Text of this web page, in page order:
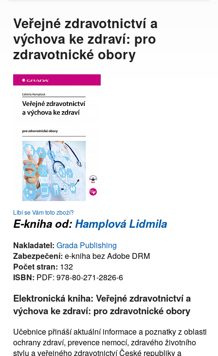
Veřejné zdravotnictví a
výchova ke zdraví: pro
zdravotnické obory
Líbí se Vám toto zboží?
E-kniha od:Hamplová Lidmila
Nakladatel: Grada Publishing
Zabezpečení: e-kniha bez Adobe DRM
Počet stran: 132
ISBN: PDF: 978-80-271-2826-6
Elektronická kniha: Veřejné zdravotnictví a
výchova ke zdraví: pro zdravotnické obory
Učebnice přináší aktuální informace a poznatky z oblasti
ochrany zdraví, prevence nemocí, zdravého životního
stylu a veřejného zdravotnictví České republiky a